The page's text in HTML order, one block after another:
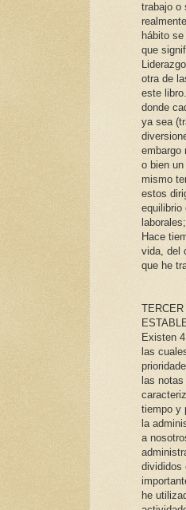
trabajo o
hábito
que
otra de
este
donde
ya sea
embargo
o bien
mismo
estos
equilibrio
Hace
vida, del
que he
Existen
las
las
tiempo y
la
a
divididos
he